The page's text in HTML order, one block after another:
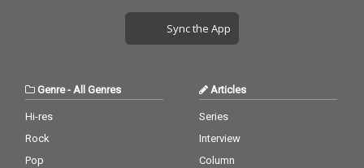
Sync the App
Genre- All Genres
Hi-res
Rock
Pop
Articles
Series
Interview
Column